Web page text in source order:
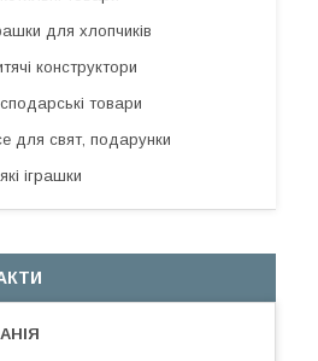
для хлопчиків
конструктори
товари
для свят, подарунки
іграшки